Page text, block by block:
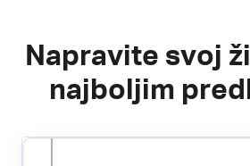
Napravite svoj
najboljim